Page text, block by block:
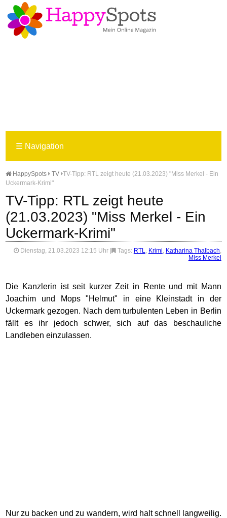
☰ Navigation
HappySpots TV TV-Tipp: RTL zeigt heute (21.03.2023) "Miss Merkel - Ein
Uckermark-Krimi"
TV-Tipp: RTL zeigt heute
(21.03.2023) "Miss Merkel - Ein
Uckermark-Krimi"
Dienstag, 21.03.2023 12:15 Uhr Tags: RTL, Krimi, Katharina Thalbach,
Miss Merkel
Die Kanzlerin ist seit kurzer Zeit in Rente und mit Mann
Joachim und Mops "Helmut" in eine Kleinstadt in der
Uckermark gezogen. Nach dem turbulenten Leben in Berlin
fällt es ihr jedoch schwer, sich auf das beschauliche
Landleben einzulassen.
Nur zu backen und zu wandern, wird halt schnell langweilig.